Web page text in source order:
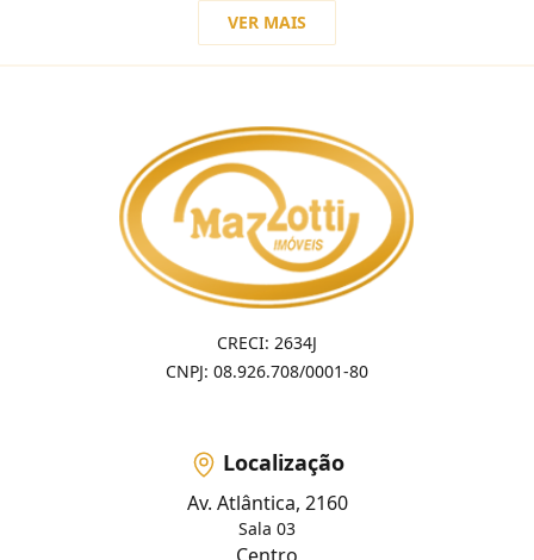
VER MAIS
CRECI: 2634J
CNPJ: 08.926.708/0001-80
Localização
Av. Atlântica, 2160
Sala 03